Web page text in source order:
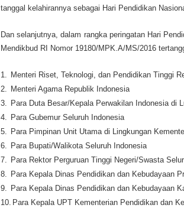
tanggal kelahirannya sebagai Hari Pendidikan
Dan selanjutnya, dalam rangka peringatan Hari
Mendikbud RI Nomor 19180/MPK.A/MS/2016
1. Menteri Riset, Teknologi, dan Pendidikan Tinggi
2. Menteri Agama Republik Indonesia
3. Para Duta Besar/Kepala Perwakilan Indonesia di
4. Para Gubemur Seluruh Indonesia
5. Para Pimpinan Unit Utama di Lingkungan
6. Para Bupati/Walikota Seluruh Indonesia
7. Para Rektor Perguruan Tinggi Negeri/Swasta
8. Para Kepala Dinas Pendidikan dan Kebudayaan
9. Para Kepala Dinas Pendidikan dan Kebudayaan
10. Para Kepala UPT Kementerian Pendidikan dan